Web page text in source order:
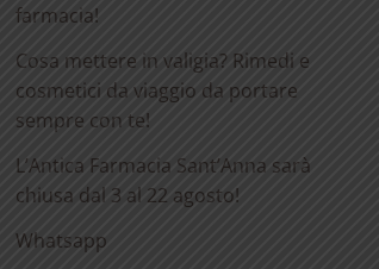
farmacia!
Cosa mettere in valigia? Rimedi e
cosmetici da viaggio da portare
sempre con te!
L’Antica Farmacia Sant’Anna sarà
chiusa dal 3 al 22 agosto!
Whatsapp